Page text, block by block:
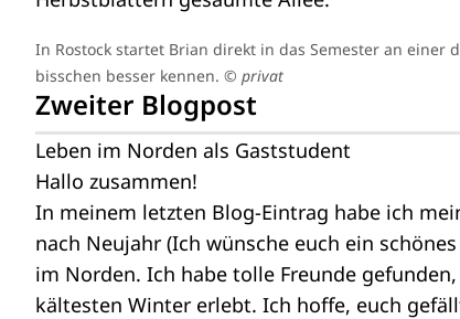
In Rostock startet Brian direkt in das Semester an
bisschen besser kennen. © privat
Zweiter Blogpost
Leben im Norden als Gaststudent
Hallo zusammen!
In meinem letzten Blog-Eintrag habe ich
nach Neujahr (Ich wünsche euch ein
im Norden. Ich habe tolle Freunde
kältesten Winter erlebt. Ich hoffe, euch